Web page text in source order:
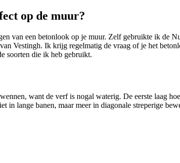
op de muur?
van een betonlook op je muur. Zelf gebruikte ik
Vestingh. Ik krijg regelmatig de vraag of je het
soorten die ik heb gebruikt.
want de verf is nogal waterig. De eerste laag
in lange banen, maar meer in diagonale streperige